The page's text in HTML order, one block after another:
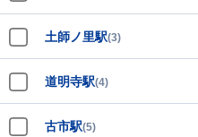
土師ノ里駅(3)
道明寺駅(4)
古市駅(5)